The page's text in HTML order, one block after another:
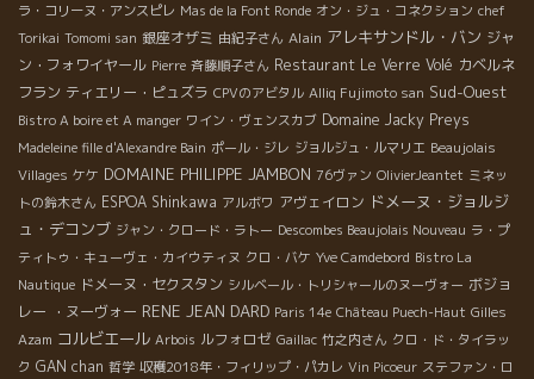
ラ・コリーヌ・アンスピレ Mas de la Font Ronde オン・ジュ・コネクション chef
Torikai Tomomi san 銀座オザミ 由紀子さん Alain アレキサンドル・バン ジャ
ン・フォワイヤール Pierre 斉藤順子さん Restaurant Le Verre Volé カベルネ
フラン ティエリー・ピュズラ CPVのアビタル Alliq Fujimoto san Sud-Ouest
Bistro A boire et A manger ワイン・ヴェンスカブ Domaine Jacky Preys
Madeleine fille d'Alexandre Bain ポール・ジレ ジョルジュ・ルマリエ Beaujolais
Villages ケケ DOMAINE PHILIPPE JAMBON 76ヴァン OlivierJeantet ミネッ
トの鈴木さん ESPOA Shinkawa アルボワ アヴェイロン ドメーヌ・ジョルジ
ュ・デコンブ ジャン・クロード・ラトー Descombes Beaujolais Nouveau ラ・プ
ティトゥ・キューヴェ・カイウティヌ クロ・バケ Yve Camdebord Bistro La
Nautique ドメーヌ・セクスタン シルベール・トリシャールのヌーヴォー ボジョ
レー ・ヌーヴォー RENE JEAN DARD Paris 14e Château Puech-Haut Gilles
Azam コルビエール Arbois ルフォロゼ Gaillac 竹之内さん クロ・ド・タイラッ
ク GAN chan 哲学 収穫2018年・フィリップ・パカレ Vin Picoeur ステファン・ロ